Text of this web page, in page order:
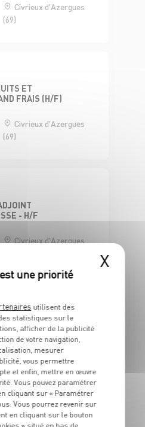
Civrieux d'Azergues
(69)
ET
FRAIS (H/F)
Civrieux d'Azergues
(69)
- H/F
Civrieux d'Azergues
Civrieux d'Azergues
(69)
X
utilisent des
statistiques sur le
afficher de la publicité
de votre navigation,
mesurer
vous permettre
et enfin, mettre en œuvre
Vous pouvez paramétrer
cliquant sur « Paramétrer
Vous pourrez revenir sur
en cliquant sur le bouton